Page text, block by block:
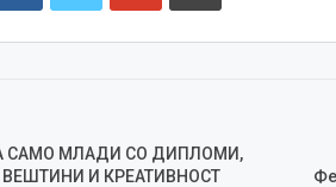
САМО МЛАДИ СО ДИПЛОМИ,
И КРЕАТИВНОСТ